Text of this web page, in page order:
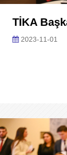
TİKA
2023-11-01